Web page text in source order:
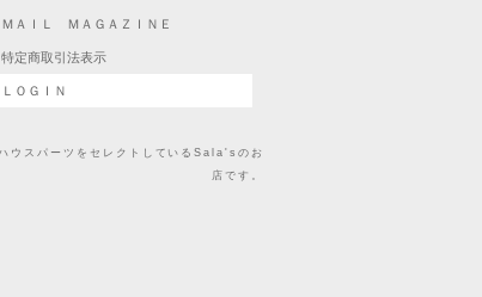
ＭＡＩＬ ＭＡＧＡＺＩＮＥ
特定商取引法表示
ＬＯＧＩＮ
ウスパーツをセレクトしているSala'sのお
店です。